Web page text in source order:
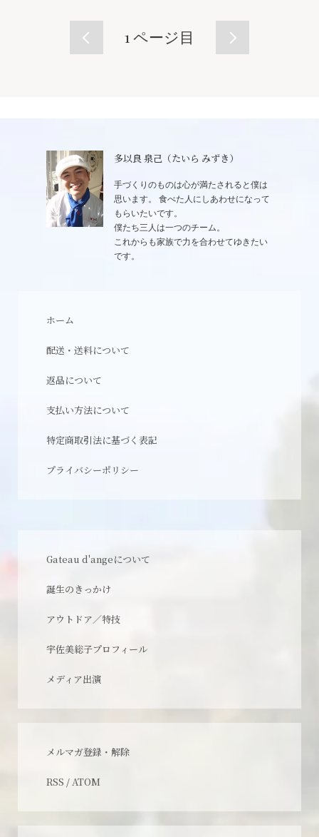
1 ページ目
多以良 泉己（たいら みずき）
手づくりのものは心が満たされると僕は
思います。 食べた人にしあわせになって
もらいたいです。
僕たち三人は一つのチーム。
これからも家族で力を合わせてゆきたい
です。
ホーム
配送・送料について
返品について
支払い方法について
特定商取引法に基づく表記
プライバシーポリシー
Gateau d'angeについて
誕生のきっかけ
アウトドア／特技
宇佐美総子プロフィール
メディア出演
メルマガ登録・解除
RSS /ATOM